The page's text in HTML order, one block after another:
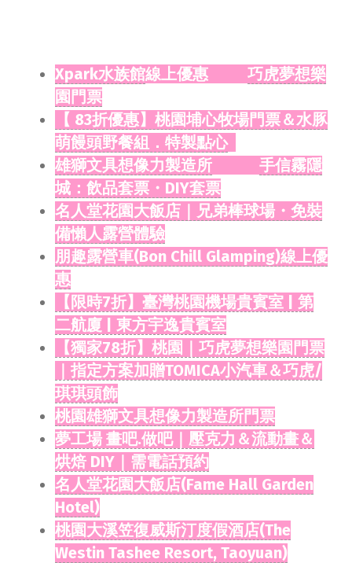
Xpark水族館線上優惠
巧虎夢想樂
園門票
【 83折優惠】桃園埔心牧場門票＆水豚
萌饅頭野餐組．特製點心
雄獅文具想像力製造所
手信霧隱
城：飲品套票・DIY套票
名人堂花園大飯店｜兄弟棒球場・免裝
備懶人露營體驗
朋趣露營車(Bon Chill Glamping)線上優
惠
【限時7折】臺灣桃園機場貴賓室 | 第
二航廈 | 東方宇逸貴賓室
【獨家78折】桃園｜巧虎夢想樂園門票
｜指定方案加贈TOMICA小汽車＆巧虎/
琪琪頭飾
桃園雄獅文具想像力製造所門票
夢工場 畫吧.做吧｜壓克力＆流動畫＆
烘焙 DIY｜需電話預約
名人堂花園大飯店(Fame Hall Garden
Hotel)
桃園大溪笠復威斯汀度假酒店(The
Westin Tashee Resort, Taoyuan)